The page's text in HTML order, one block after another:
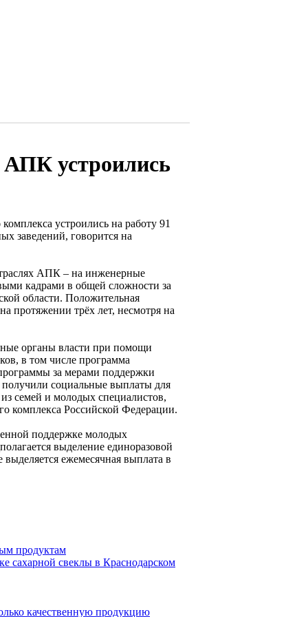
АПК устроились
устроились на работу 91
заведений, говорится на
АПК – на инженерные
кадрами в общей сложности за
области. Положительная
протяжении трёх лет, несмотря на
органы власти при помощи
в том числе программа
за мерами поддержки
получили социальные выплаты для
семей и молодых специалистов,
комплекса Российской Федерации.
поддержке молодых
выделение единоразовой
ежемесячная выплата в
продуктам
сахарной свеклы в Краснодарском
качественную продукцию